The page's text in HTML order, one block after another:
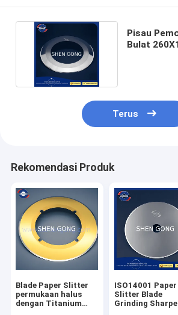
Pisau
Bulat
Terus
Rekomendasi Produk
Blade Paper Slitter
permukaan halus
dengan Titanium
ISO14001 Paper
Slitter Blade
Grinding